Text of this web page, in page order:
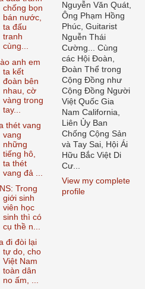
chống bọn
bán nước,
ta đấu
tranh
cùng...
anh em
ta kết
đoàn bên
nhau, cờ
vàng trong
tay...
thét vang
vang
những
tiếng hô,
ta thét
vang đả ...
Trong
giới sinh
viên học
sinh thì có
cụ thề n...
đi đòi lại
tự do, cho
Việt Nam
toàn dân
no ấm, ...
Nguyễn Văn Quát,
Ông Phạm Hồng
Phúc, Guitarist
Nguễn Thái
Cường... Cùng
các Hội Đoàn,
Đoàn Thể trong
Cộng Đồng như
Cộng Đồng Người
Việt Quốc Gia
Nam California,
Liên Ủy Ban
Chống Cộng Sản
và Tay Sai, Hội Ái
Hữu Bắc Việt Di
Cư...
View my complete
profile